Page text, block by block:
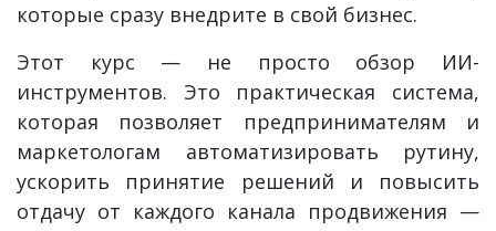
которые сразу внедрите в свой бизнес.
Этот курс — не просто обзор ИИ-
инструментов. Это практическая система,
которая позволяет предпринимателям и
маркетологам автоматизировать рутину,
ускорить принятие решений и повысить
отдачу от каждого канала продвижения —